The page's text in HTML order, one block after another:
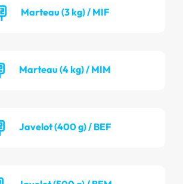
Marteau (3 kg) / MIF
Marteau (4 kg) / MIM
Javelot (400 g) / BEF